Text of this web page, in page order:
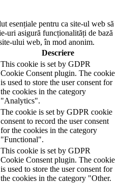
esențiale pentru ca site-ul web să
uri asigură funcționalități de bază
ului web, în ​​mod anonim.
Descriere
This cookie is set by GDPR
Cookie Consent plugin. The cookie
is used to store the user consent for
the cookies in the category
"Analytics".
The cookie is set by GDPR cookie
consent to record the user consent
for the cookies in the category
"Functional".
This cookie is set by GDPR
Cookie Consent plugin. The cookie
is used to store the user consent for
the cookies in the category "Other.